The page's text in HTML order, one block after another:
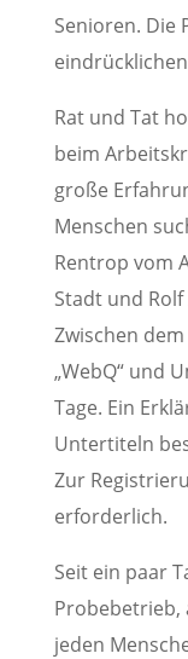
Senioren. Die
Rat und Tat
beim
große
Menschen
Rentrop vom
Stadt und
Zwischen
„WebQ“ und
Tage. Ein
Untertiteln
Zur
erforderlich.
Seit ein paar
Probebetrieb,
jeden